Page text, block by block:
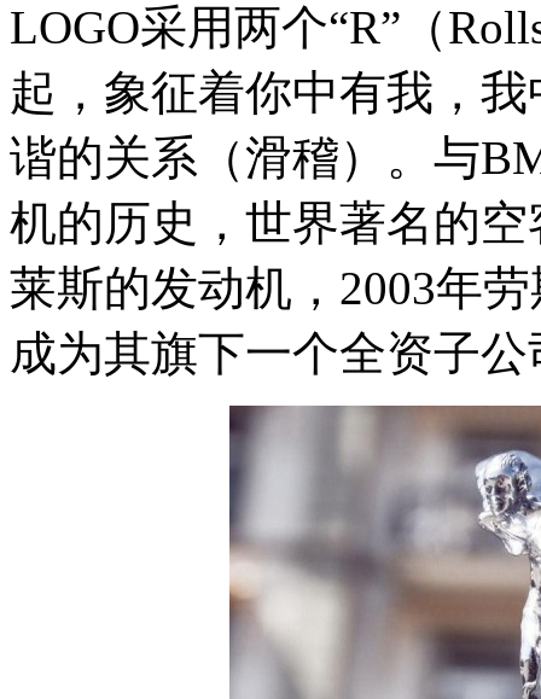
LOGO采用两个“R”（
起，象征着你中有我，
谐的关系（滑稽）。与
机的历史，世界著名的
莱斯的发动机，2003年
成为其旗下一个全资子公